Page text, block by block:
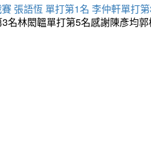
張語恆 單打第1名 李仲軒單打
名林閎韞單打第5名感謝陳彥均